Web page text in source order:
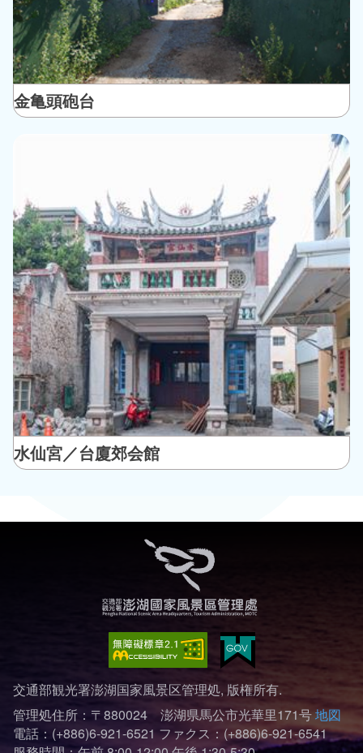
金亀頭砲台
水仙宮／台廈郊会館
交通部観光署澎湖国家風景区管理処, 版権所有.
管理処住所：〒880024 澎湖県馬公市光華里171号地図
電話：(+886)6-921-6521 ファクス：(+886)6-921-6541